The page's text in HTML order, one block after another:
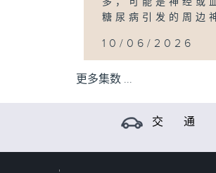
糖尿病引发的周边
10/06/2026
更多集数 ...
交 通